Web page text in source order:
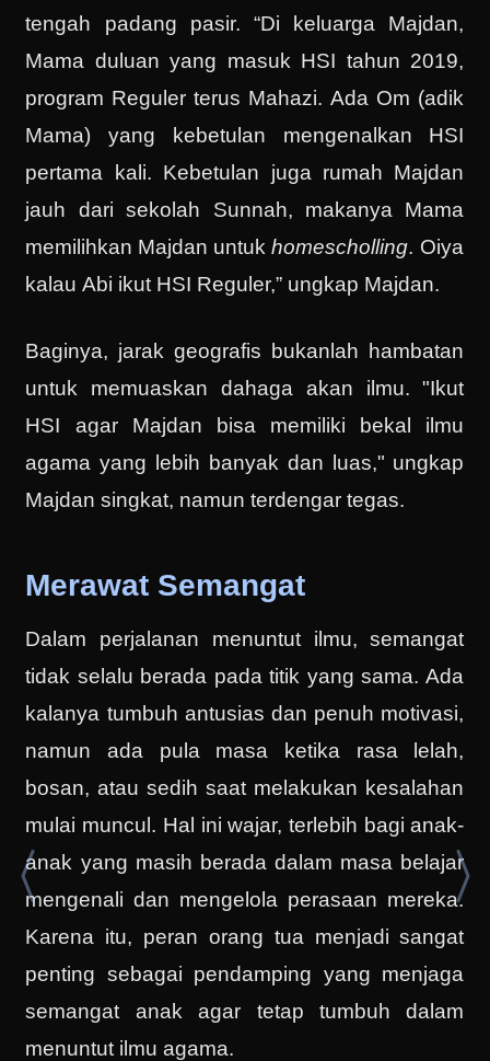
tengah padang pasir. “Di keluarga Majdan,
Mama duluan yang masuk HSI tahun 2019,
program Reguler terus Mahazi. Ada Om (adik
Mama) yang kebetulan mengenalkan HSI
pertama kali. Kebetulan juga rumah Majdan
jauh dari sekolah Sunnah, makanya Mama
memilihkan Majdan untukhomescholling. Oiya
kalau Abi ikut HSI Reguler,” ungkap Majdan.
Baginya, jarak geografis bukanlah hambatan
untuk memuaskan dahaga akan ilmu. "Ikut
HSI agar Majdan bisa memiliki bekal ilmu
agama yang lebih banyak dan luas," ungkap
Majdan singkat, namun terdengar tegas.
Merawat Semangat
Dalam perjalanan menuntut ilmu, semangat
tidak selalu berada pada titik yang sama. Ada
kalanya tumbuh antusias dan penuh motivasi,
namun ada pula masa ketika rasa lelah,
bosan, atau sedih saat melakukan kesalahan
mulai muncul. Hal ini wajar, terlebih bagi anak-
anak yang masih berada dalam masa belajar
mengenali dan mengelola perasaan mereka.
Karena itu, peran orang tua menjadi sangat
penting sebagai pendamping yang menjaga
semangat anak agar tetap tumbuh dalam
menuntut ilmu agama.